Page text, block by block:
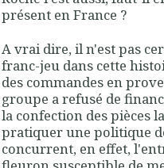
présent en France ?
A vrai dire, il n'est pas
franc-jeu dans cette
des commandes en
groupe a refusé de
la confection des pièces
pratiquer une politique
concurrent, en effet,